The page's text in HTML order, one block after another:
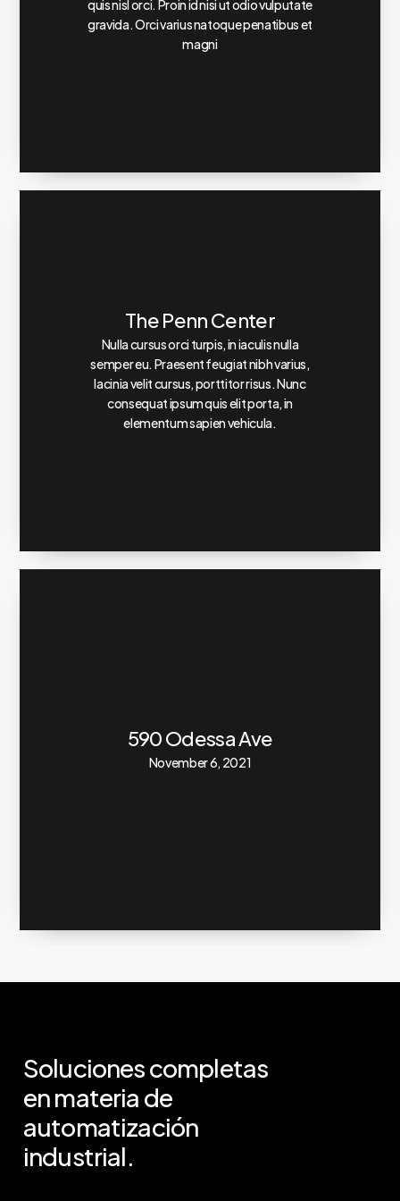
quis nisl orci. Proin id nisi ut odio vulputate
gravida. Orci varius natoque penatibus et
magni
The Penn Center
Nulla cursus orci turpis, in iaculis nulla
semper eu. Praesent feugiat nibh varius,
lacinia velit cursus, porttitor risus. Nunc
consequat ipsum quis elit porta, in
elementum sapien vehicula.
590 Odessa Ave
November 6, 2021
Solucionescompletas
enmateria de
automatización
industrial.